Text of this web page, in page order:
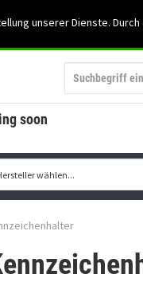
unserer Dienste.Mein Konto
soon